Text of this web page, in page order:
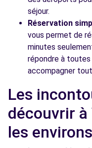
séjour.
Réservation
vous permet de
minutes
répondre à
accompagner
Les
découvrir
les environs